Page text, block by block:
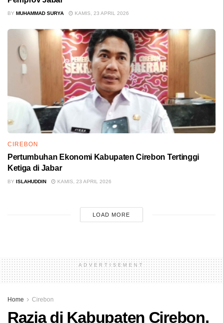
BY MUHAMMAD SURYA KAMIS, 23 APRIL 2026
CIREBON
Pertumbuhan Ekonomi Kabupaten Cirebon Tertinggi
Ketiga di Jabar
BY ISLAHUDDIN KAMIS, 23 APRIL 2026
LOAD MORE
ADVERTISEMENT
Home Cirebon
Razia di Kabupaten Cirebon,